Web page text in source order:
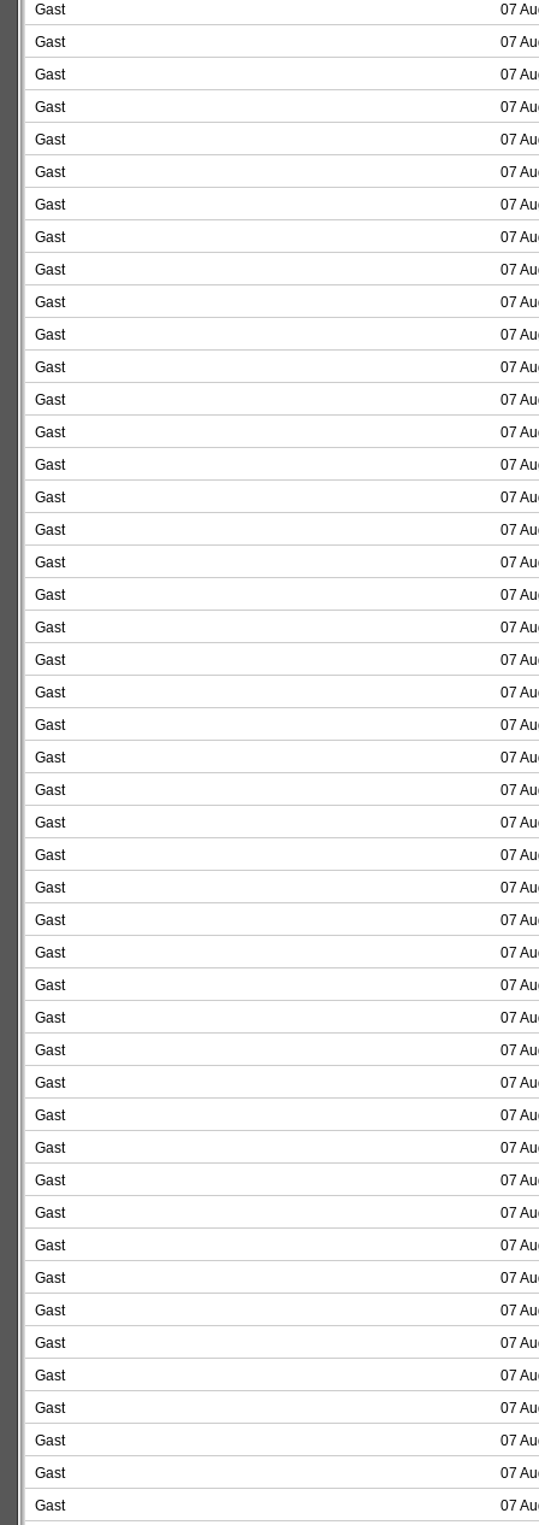
Gast
07
Gast
07
Gast
07
Gast
07
Gast
07
Gast
07
Gast
07
Gast
07
Gast
07
Gast
07
Gast
07
Gast
07
Gast
07
Gast
07
Gast
07
Gast
07
Gast
07
Gast
07
Gast
07
Gast
07
Gast
07
Gast
07
Gast
07
Gast
07
Gast
07
Gast
07
Gast
07
Gast
07
Gast
07
Gast
07
Gast
07
Gast
07
Gast
07
Gast
07
Gast
07
Gast
07
Gast
07
Gast
07
Gast
07
Gast
07
Gast
07
Gast
07
Gast
07
Gast
07
Gast
07
Gast
07
Gast
07